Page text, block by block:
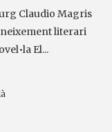
Claudio Magris
literari
El...